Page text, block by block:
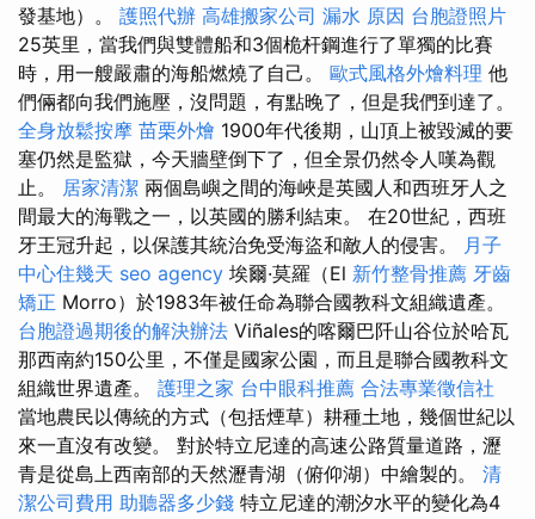
發基地）。 護照代辦 高雄搬家公司 漏水 原因 台胞證照片
25英里，當我們與雙體船和3個桅杆鋼進行了單獨的比賽
時，用一艘嚴肅的海船燃燒了自己。 歐式風格外燴料理 他
們倆都向我們施壓，沒問題，有點晚了，但是我們到達了。
全身放鬆按摩 苗栗外燴 1900年代後期，山頂上被毀滅的要
塞仍然是監獄，今天牆壁倒下了，但全景​​仍然令人嘆為觀
止。 居家清潔 兩個島嶼之間的海峽是英國人和西班牙人之
間最大的海戰之一，以英國的勝利結束。 在20世紀，西班
牙王冠升起，以保護其統治免受海盜和敵人的侵害。 月子
中心住幾天 seo agency 埃爾·莫羅（El 新竹整骨推薦 牙齒
矯正 Morro）於1983年被任命為聯合國教科文組織遺產。
台胞證過期後的解決辦法 Viñales的喀爾巴阡山谷位於哈瓦
那西南約150公里，不僅是國家公園，而且是聯合國教科文
組織世界遺產。 護理之家 台中眼科推薦 合法專業徵信社
當地農民以傳統的方式（包括煙草）耕種土地，幾個世紀以
來一直沒有改變。 對於特立尼達的高速公路質量道路，瀝
青是從島上西南部的天然瀝青湖（俯仰湖）中繪製的。 清
潔公司費用 助聽器多少錢 特立尼達的潮汐水平的變化為4